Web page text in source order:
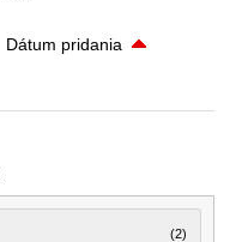
Dátum pridania
(2)